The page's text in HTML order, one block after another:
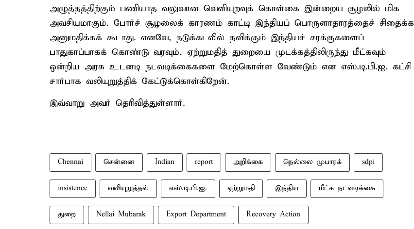
அழுத்தத்திற்கும் பணியாத வலுவான வெளியுறவுக் கொள்கை இன்றைய சூழலில் மிக
அவசியமாகும். போர்ச் சூழலைக் காரணம் காட்டி இந்தியப் பொருளாதாரத்தைச் சிதைக்க
அனுமதிக்கக் கூடாது. எனவே, நடுக்கடலில் தவிக்கும் இந்தியச் சரக்குகளைப்
பாதுகாப்பாகக் கொண்டு வரவும், ஏற்றுமதித் துறையை முடக்கத்திலிருந்து மீட்கவும்
ஒன்றிய அரசு உடனடி நடவடிக்கைகளை மேற்கொள்ள வேண்டும் என எஸ்.டி.பி.ஐ. கட்சி
சார்பாக வலியுறுத்திக் கேட்டுக்கொள்கிறேன்.
இவ்வாறு அவர் தெரிவித்துள்ளார்.
Chennai சென்னை Indian report அறிக்கை நெல்லை முபாரக் sdpi
insistence வலியுறுத்தல் எஸ்.டி.பி.ஐ. ஏற்றுமதி இந்திய மீட்க நடவடிக்கை
துறை Nellai Mubarak Export Department Recovery Action